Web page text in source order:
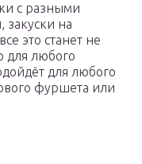
с разными
закуски на
это станет не
для любого
для любого
фуршета или